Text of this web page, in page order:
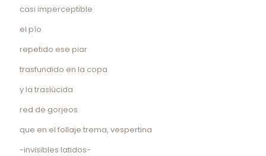
casi imperceptible
el pío
repetido ese piar
trasfundido en la copa
y la traslúcida
red de gorjeos
que en el follaje trema, vespertina
-invisibles latidos-